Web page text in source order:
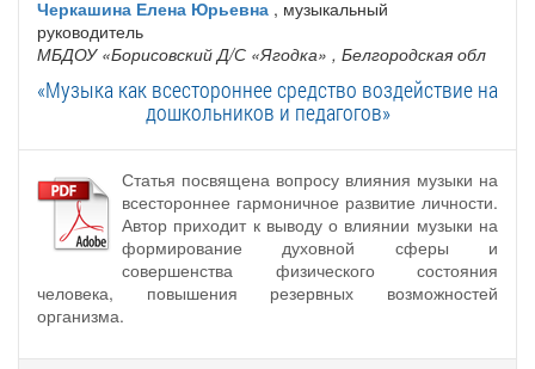
Черкашина Елена Юрьевна , музыкальный
руководитель
МБДОУ «Борисовский Д/С «Ягодка» , Белгородская обл
«Музыка как всестороннее средство воздействие на
дошкольников и педагогов»
Статья посвящена вопросу влияния музыки на
всестороннее гармоничное развитие личности.
Автор приходит к выводу о влиянии музыки на
формирование духовной сферы и
совершенства физического состояния
человека, повышения резервных возможностей
организма.